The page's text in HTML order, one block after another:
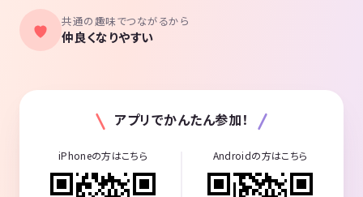
共通の趣味でつながるから
仲良くなりやすい
アプリでかんたん参加！
iPhoneの方はこちら Androidの方はこちら